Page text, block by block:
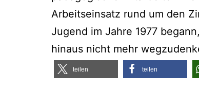
Arbeits­ein­satz rund um den
Jugend im Jah­re 1977
hin­aus nicht mehr
tei­len tei­len